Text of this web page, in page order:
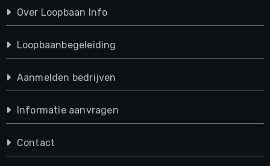
Over Loopbaan Info
Loopbaanbegeleiding
Aanmelden bedrijven
Informatie aanvragen
Contact